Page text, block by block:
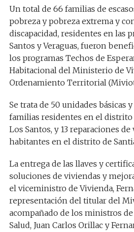
Un total de 66 familias de
pobreza y pobreza extrema y
discapacidad, residentes en las
Santos y Veraguas, fueron
los programas Techos de
Habitacional del Ministerio de
Ordenamiento Territorial
Se trata de 50 unidades básicas
familias residentes en el distrito
Los Santos, y 13 reparaciones
habitantes en el distrito de
La entrega de las llaves y
soluciones de viviendas y
el viceministro de Vivienda,
representación del titular del
acompañado de los ministros
Salud, Juan Carlos Orillac y